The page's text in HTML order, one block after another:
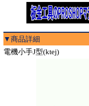
▼商品詳細
電機小手J型(ktej)